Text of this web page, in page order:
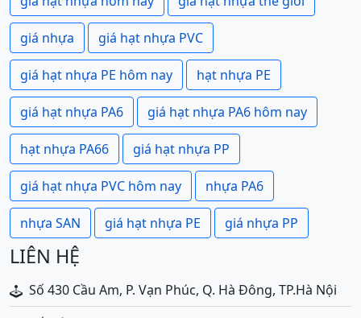
giá nhựa giá hạt nhựa PVC
giá hạt nhựa PE hôm nay hạt nhựa PE
giá hạt nhựa PA6 giá hạt nhựa PA6 hôm nay
hạt nhựa PA66 giá hạt nhựa PP
giá hạt nhựa PVC hôm nay nhựa PA6
nhựa SAN giá hạt nhựa PE giá nhựa PP
LIÊN HỆ
Số 430 Cầu Am, P. Vạn Phúc, Q. Hà Đông, TP.Hà Nội